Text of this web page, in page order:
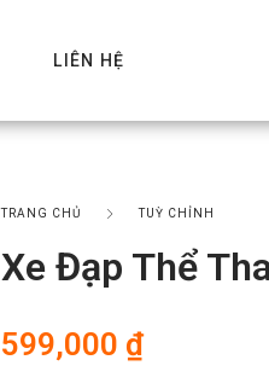
LIÊN HỆ
TRANG CHỦ TUỲ CHỈNH
Xe Đạp Thể
599,000 ₫